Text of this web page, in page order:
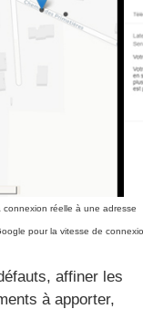
réelle à une adresse
pour la vitesse de
affiner les
à apporter,